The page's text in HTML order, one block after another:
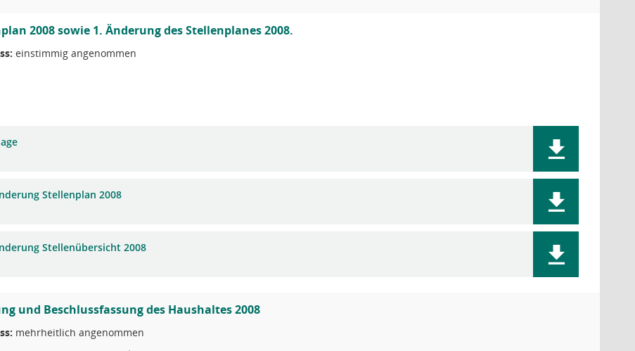
2008 sowie 1. Änderung des Stellenplanes 2008.
einstimmig angenommen
Stellenplan 2008
Stellenübersicht 2008
und Beschlussfassung des Haushaltes 2008
mehrheitlich angenommen